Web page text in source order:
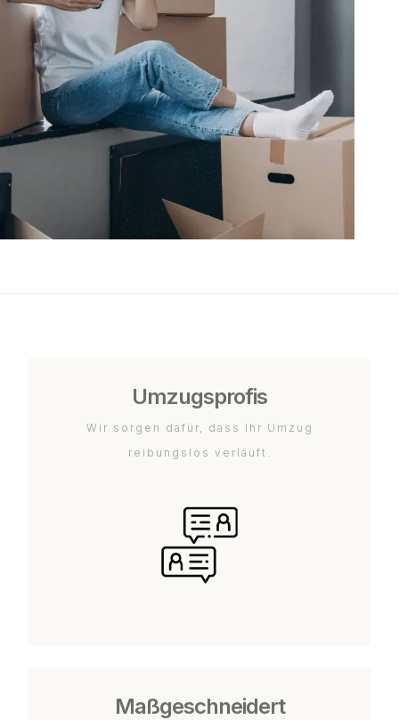
Umzugsprofis
Wir sorgen dafür, dass Ihr Umzug
reibungslos verläuft.
Maßgeschneidert